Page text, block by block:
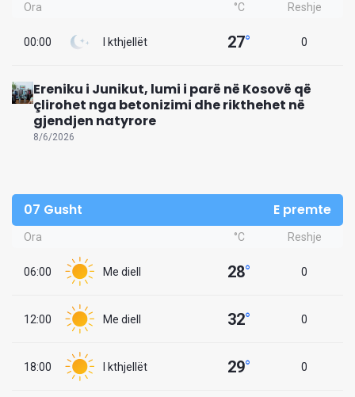
Ora °C Reshje
00:00 I kthjellët 27° 0
Ereniku i Junikut, lumi i parë në Kosovë që
çlirohet nga betonizimi dhe rikthehet në
gjendjen natyrore
8/6/2026
07 Gusht E premte
Ora °C Reshje
06:00 Me diell 28° 0
12:00 Me diell 32° 0
18:00 I kthjellët 29° 0